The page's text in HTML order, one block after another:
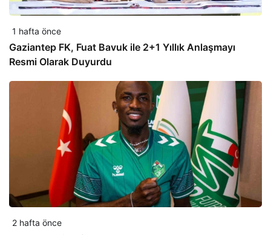
1 hafta önce
Gaziantep FK, Fuat Bavuk ile 2+1 Yıllık Anlaşmayı
Resmi Olarak Duyurdu
2 hafta önce